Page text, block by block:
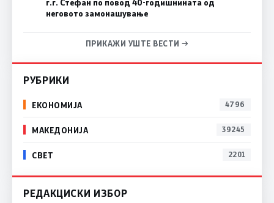
г.г. Стефан по повод 40-годишнината од
неговото замонашување
ПРИКАЖИ УШТЕ ВЕСТИ →
РУБРИКИ
ЕКОНОМИЈА 4796
МАКЕДОНИЈА 39245
СВЕТ 2201
РЕДАКЦИСКИ ИЗБОР